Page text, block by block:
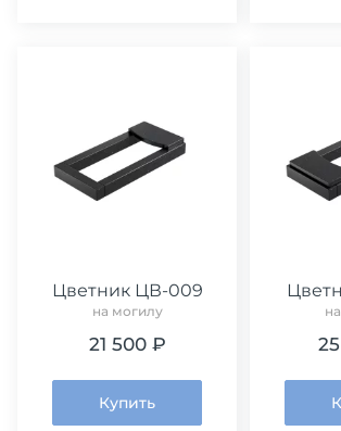
Цветник ЦВ-009
на могилу
21 500 ₽
Купить